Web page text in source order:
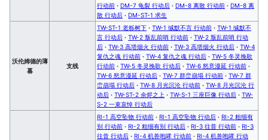
行动前 · DM-7 龟裂 行动后 · DM-8 离散 行动前 · DM-8 离
散 行动后 · DM-ST-1 求生
沃伦姆德的薄
暮
支线
TW-ST-1 老栎树下 · TW-1 缄默不言 行动前 · TW-1 缄默不
言 行动后 · TW-2 叛乱前哨 行动前 · TW-2 叛乱前哨 行动
后 · TW-3 高塔烟火 行动前 · TW-3 高塔烟火 行动后 · TW-4
复仇之魂 行动前 · TW-4 复仇之魂 行动后 · TW-5 冬灵挽歌
行动前 · TW-5 冬灵挽歌 行动后 · TW-6 怒意漫延 行动前 ·
TW-6 怒意漫延 行动后 · TW-7 群峦崩塌 行动前 · TW-7 群
峦崩塌 行动后 · TW-8 月光沉沦 行动前 · TW-8 月光沉沦 行
动后 · TW-ST-2 余烬之上 · TW-S-1 三座巨像 行动后 · TW-
S-2 一束哀悼 行动后
RI-1 高空坠物 行动前 · RI-1 高空坠物 行动后 · RI-2 粗细有
别 行动前 · RI-2 粗细有别 行动后 · RI-3 往昔 行动前 · RI-3
往昔 行动后 · RI-4 机兽咆哮 行动前 · RI-4 机兽咆哮 行动